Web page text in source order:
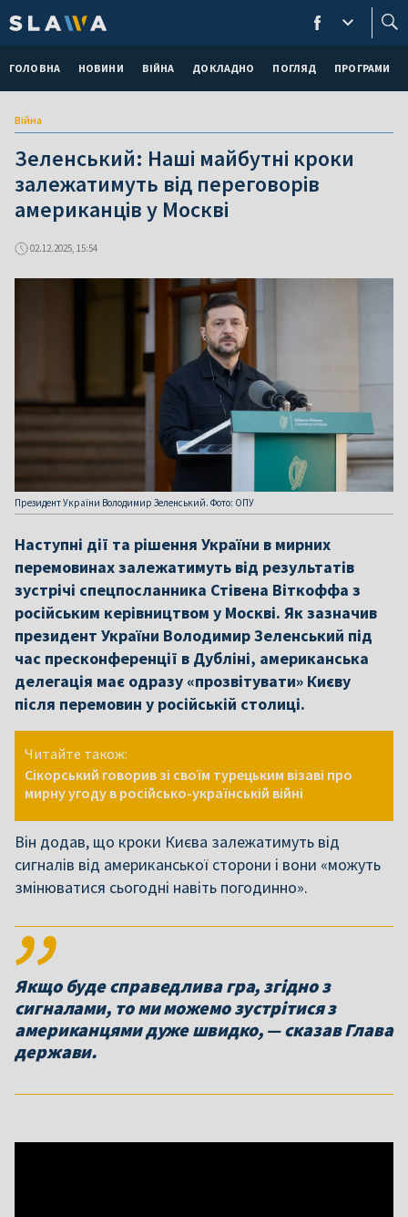
ГОЛОВНА НОВИНИ ВІЙНА ДОКЛАДНО ПОГЛЯД ПРОГРАМИ
Війна
Зеленський: Наші майбутні кроки
залежатимуть від переговорів
американців у Москві
02.12.2025, 15:54
Президент України Володимир Зеленський. Фото: ОПУ
Наступні дії та рішення України в мирних
перемовинах залежатимуть від результатів
зустрічі спецпосланника Стівена Віткоффа з
російським керівництвом у Москві. Як зазначив
президент України Володимир Зеленський під
час пресконференції в Дубліні, американська
делегація має одразу «прозвітувати» Києву
після перемовин у російській столиці.
Читайте також:
Сікорський говорив зі своїм турецьким візаві про
мирну угоду в російсько-українській війні
Він додав, що кроки Києва залежатимуть від
сигналів від американської сторони і вони «можуть
змінюватися сьогодні навіть погодинно».
Якщо буде справедлива гра, згідно з
сигналами, то ми можемо зустрітися з
американцями дуже швидко, — сказав Глава
держави.